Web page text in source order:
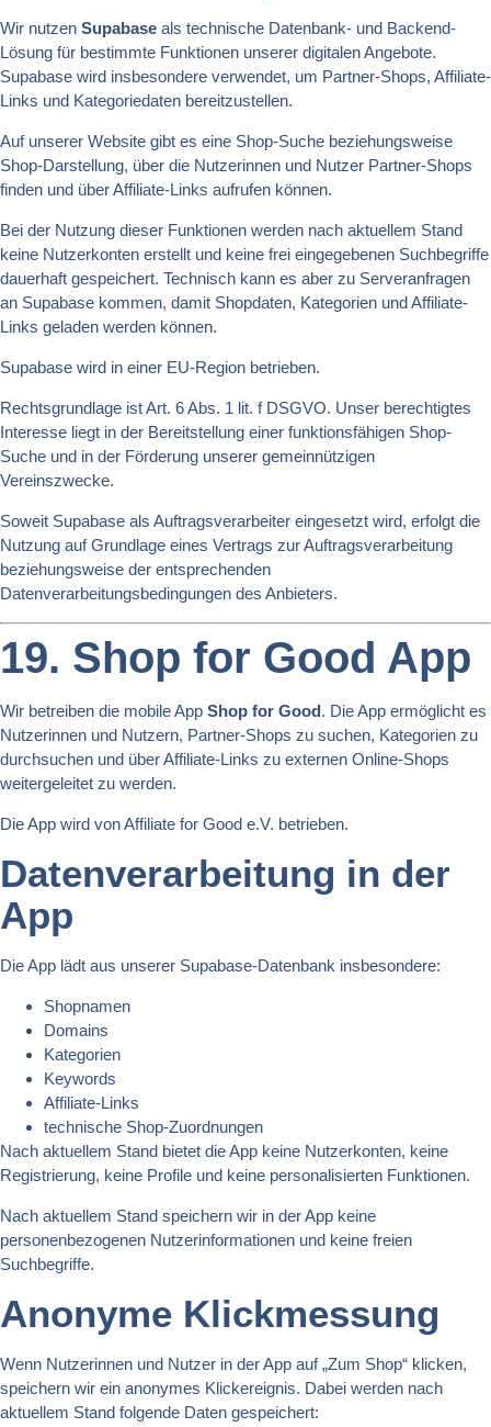
Wir nutzen Supabase als technische Datenbank- und Backend-
Lösung für bestimmte Funktionen unserer digitalen Angebote.
Supabase wird insbesondere verwendet, um Partner-Shops, Affiliate-
Links und Kategoriedaten bereitzustellen.
Auf unserer Website gibt es eine Shop-Suche beziehungsweise
Shop-Darstellung, über die Nutzerinnen und Nutzer Partner-Shops
finden und über Affiliate-Links aufrufen können.
Bei der Nutzung dieser Funktionen werden nach aktuellem Stand
keine Nutzerkonten erstellt und keine frei eingegebenen Suchbegriffe
dauerhaft gespeichert. Technisch kann es aber zu Serveranfragen
an Supabase kommen, damit Shopdaten, Kategorien und Affiliate-
Links geladen werden können.
Supabase wird in einer EU-Region betrieben.
Rechtsgrundlage ist Art. 6 Abs. 1 lit. f DSGVO. Unser berechtigtes
Interesse liegt in der Bereitstellung einer funktionsfähigen Shop-
Suche und in der Förderung unserer gemeinnützigen
Vereinszwecke.
Soweit Supabase als Auftragsverarbeiter eingesetzt wird, erfolgt die
Nutzung auf Grundlage eines Vertrags zur Auftragsverarbeitung
beziehungsweise der entsprechenden
Datenverarbeitungsbedingungen des Anbieters.
19. Shop for Good App
Wir betreiben die mobile App Shop for Good. Die App ermöglicht es
Nutzerinnen und Nutzern, Partner-Shops zu suchen, Kategorien zu
durchsuchen und über Affiliate-Links zu externen Online-Shops
weitergeleitet zu werden.
Die App wird von Affiliate for Good e.V. betrieben.
Datenverarbeitung in der
App
Die App lädt aus unserer Supabase-Datenbank insbesondere:
Shopnamen
Domains
Kategorien
Keywords
Affiliate-Links
technische Shop-Zuordnungen
Nach aktuellem Stand bietet die App keine Nutzerkonten, keine
Registrierung, keine Profile und keine personalisierten Funktionen.
Nach aktuellem Stand speichern wir in der App keine
personenbezogenen Nutzerinformationen und keine freien
Suchbegriffe.
Anonyme Klickmessung
Wenn Nutzerinnen und Nutzer in der App auf „Zum Shop“ klicken,
speichern wir ein anonymes Klickereignis. Dabei werden nach
aktuellem Stand folgende Daten gespeichert: